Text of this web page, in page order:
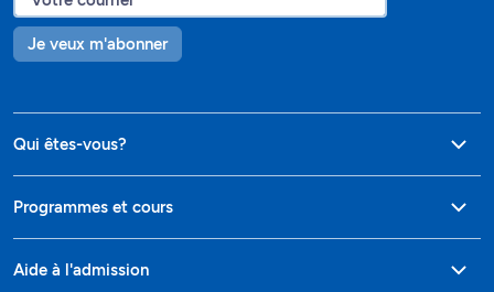
Je veux m'abonner
Qui êtes-vous?
Programmes et cours
Aide à l'admission